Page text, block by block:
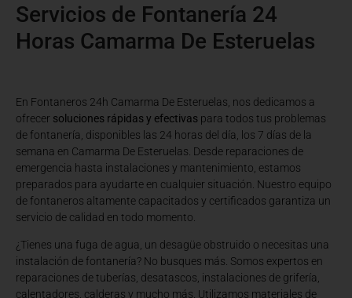
Servicios de Fontanería 24
Horas Camarma De Esteruelas
En Fontaneros 24h Camarma De Esteruelas , nos dedicamos a
ofrecer soluciones rápidas y efectivas para todos tus problemas
de fontanería, disponibles las 24 horas del día, los 7 días de la
semana en Camarma De Esteruelas. Desde reparaciones de
emergencia hasta instalaciones y mantenimiento, estamos
preparados para ayudarte en cualquier situación. Nuestro equipo
de fontaneros altamente capacitados y certificados garantiza un
servicio de calidad en todo momento.
¿Tienes una fuga de agua, un desagüe obstruido o necesitas una
instalación de fontanería? No busques más. Somos expertos en
reparaciones de tuberías, desatascos, instalaciones de grifería,
calentadores, calderas y mucho más. Utilizamos materiales de